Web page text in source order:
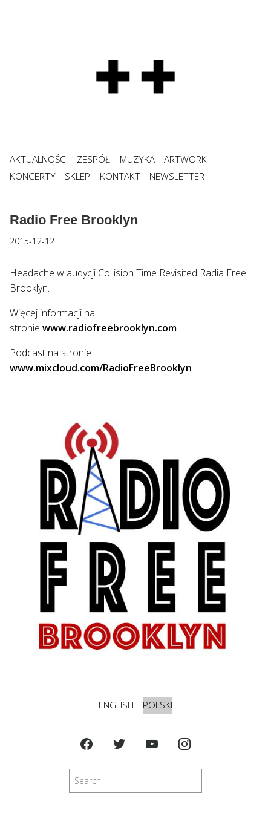
AKTUALNOŚCI ZESPÓŁ MUZYKA
ARTWORK
KONCERTY
SKLEP KONTAKT NEWSLETTER
Radio Free Brooklyn
2015-12-12
Headache w audycji Collision Time Revisited Radia Free
Brooklyn.
Więcej informacji na
stronie www.radiofreebrooklyn.com
Podcast na stronie
www.mixcloud.com/RadioFreeBrooklyn
ENGLISH POLSKI